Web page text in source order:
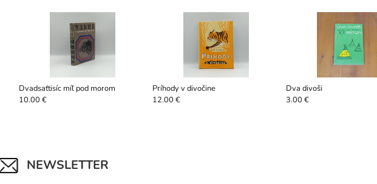
Dvadsaťtisíc míľ pod morom
10.00 €
Príhody v divočine
12.00 €
Dva divoši
3.00 €
NEWSLETTER